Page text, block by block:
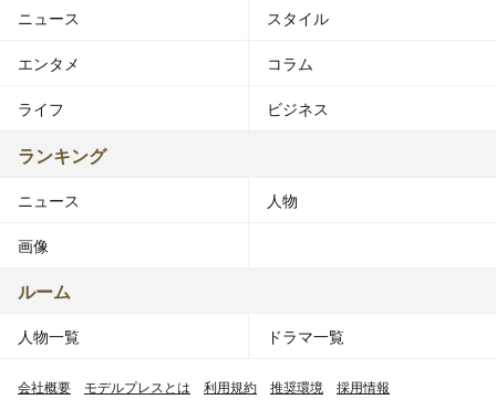
ニュース スタイル
エンタメ コラム
ライフ ビジネス
ランキング
ニュース 人物
画像
ルーム
人物一覧 ドラマ一覧
会社概要 モデルプレスとは 利用規約 推奨環境 採用情報